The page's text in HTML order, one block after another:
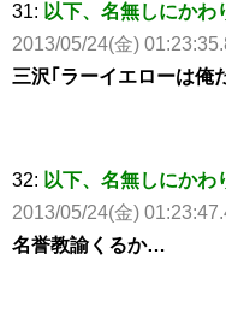
31: 以下、名無しにかわ
2013/05/24(金)
三沢｢ラーイエローは俺
32: 以下、名無しにかわ
2013/05/24(金)
名誉教諭くるか…